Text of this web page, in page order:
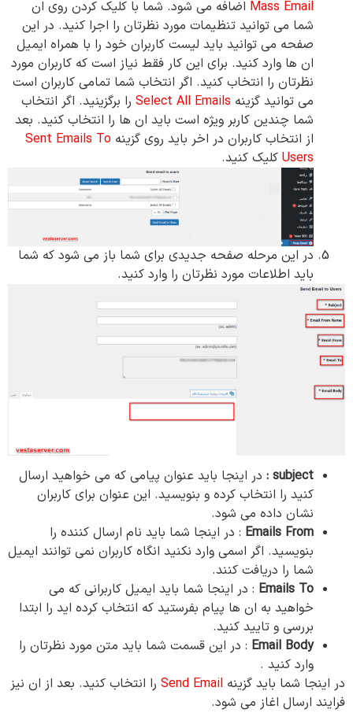
Mass Email اضافه می شود. شما با کلیک کردن روی ان
شما می توانید تنظیمات مورد نظرتان را اجرا کنید. در این
صفحه می توانید باید لیست کاربران خود را با همراه ایمیل
ان ها وارد کنید. برای این کار فقط نیاز است که کاربران مورد
نظرتان را انتخاب کنید. اگر انتخاب شما تمامی کاربران است
می توانید گزینه Select All Emails را برگزینید. اگر انتخاب
شما چندین کاربر ویژه است باید ان ها را انتخاب کنید. بعد
از انتخاب کاربران در اخر باید روی گزینه Sent Emails To
Users کلیک کنید.
در این مرحله صفحه جدیدی برای شما باز می شود که شما
باید اطلاعات مورد نظرتان را وارد کنید.
subject : در اینجا باید عنوان پیامی که می خواهید ارسال
کنید را انتخاب کرده و بنویسید. این عنوان برای کاربران
نشان داده می شود.
Emails From : در اینجا شما باید نام ارسال کننده را
بنویسید. اگر اسمی وارد نکنید انگاه کاربران نمی توانند ایمیل
شما را دریافت کنند.
Emails To : در اینجا شما باید ایمیل کاربرانی که می
خواهید به ان ها پیام بفرستید که انتخاب کرده اید را ابتدا
بررسی و تایید کنید.
Email Body : در این قسمت شما باید متن مورد نظرتان را
وارد کنید .
در اینجا شما باید گزینه
را انتخاب کنید. بعد از ان نیز
فرایند ارسال اغاز می شود.